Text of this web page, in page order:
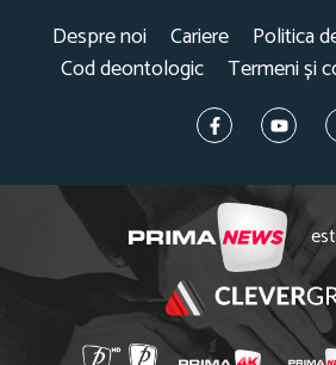
Despre noi Cariere
Politica
Cod deontologic
Termeni și